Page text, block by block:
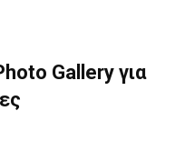
Gallery για